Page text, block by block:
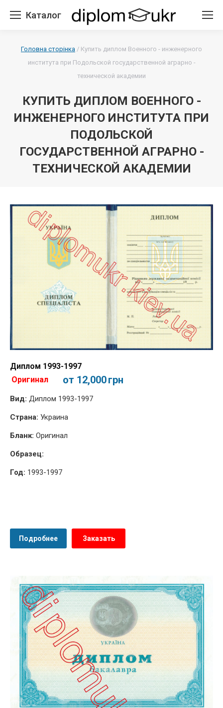
Каталог
Головна сторінка / Купить диплом Военного - инженерного
института при Подольской государственной аграрно -
технической академии
КУПИТЬ ДИПЛОМ ВОЕННОГО -
ИНЖЕНЕРНОГО ИНСТИТУТА ПРИ
ПОДОЛЬСКОЙ
ГОСУДАРСТВЕННОЙ АГРАРНО -
ТЕХНИЧЕСКОЙ АКАДЕМИИ
Диплом 1993-1997
Оригинал
от 12,000грн
Вид: Диплом 1993-1997
Страна: Украина
Бланк: Оригинал
Образец:
Год: 1993-1997
Подробнее Заказать